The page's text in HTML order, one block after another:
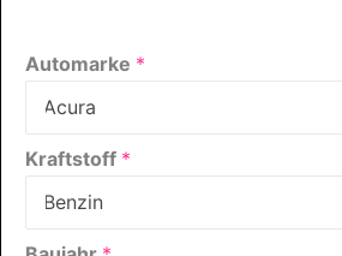
Automarke *
Kraftstoff *